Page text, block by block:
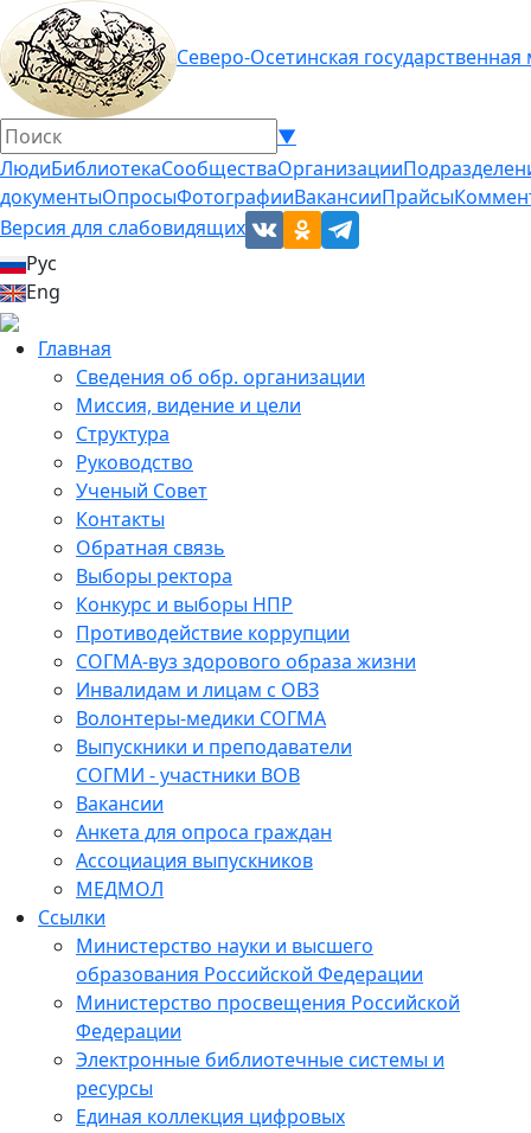
Северо-Осетинская
▼
ЛюдиБиблиотекаСообществаОрганизации
документыОпросыФотографииВакансииПрайсы
Версия для слабовидящих
Рус
Eng
Главная
Сведения об обр. организации
Миссия, видение и цели
Структура
Руководство
Ученый Совет
Контакты
Обратная связь
Выборы ректора
Конкурс и выборы НПР
Противодействие коррупции
СОГМА-вуз здорового образа жизни
Инвалидам и лицам с ОВЗ
Волонтеры-медики СОГМА
Выпускники и преподаватели
СОГМИ - участники ВОВ
Вакансии
Анкета для опроса граждан
Ассоциация выпускников
МЕДМОЛ
Ссылки
Министерство науки и высшего
образования Российской Федерации
Министерство просвещения Российской
Федерации
Электронные библиотечные системы и
ресурсы
Единая коллекция цифровых